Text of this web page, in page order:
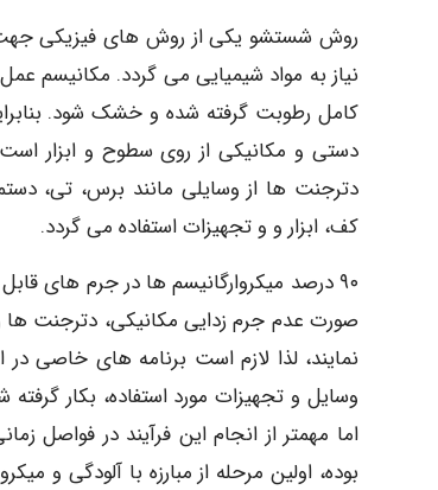
روش شستشو یکی از روش های فیزیکی جهت
نیاز به مواد شیمیایی می گردد.
کامل رطوبت گرفته شده و خشک شود.
دستی و مکانیکی از روی سطوح و ابزار
دترجنت ها از وسایلی مانند برس، تی،
کف، ابزار و و تجهیزات استفاده می گردد.
۹۰ درصد میکروارگانیسم ها در جرم های
صورت عدم جرم زدایی مکانیکی، دترجنت ها
نمایند، لذا لازم است برنامه های خاصی
وسایل و تجهیزات مورد استفاده، بکار
اما مهمتر از انجام این فرآیند در
بوده، اولین مرحله از مبارزه با آلودگی و